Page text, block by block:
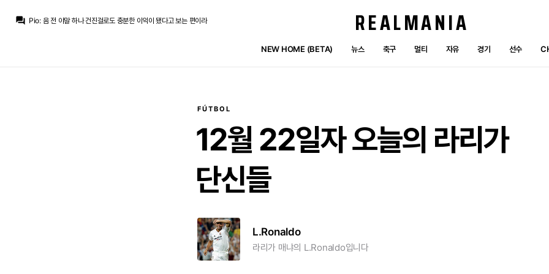
question_answer Pio: 음 전 야말 하나 건진걸로도 충분한 이익이 됐다고 보는 편이라
레비 하피냐 쿤데 조안 이런 애들 영입 안하고 유스랑 값싼 리그 선수들로 메웠으면
REALMANIA
NEW HOME (BETA) 뉴스 축구 멀티 자유 경기 선수
FÚTBOL
12월 22일자오늘의 라리가
단신들
L.Ronaldo
라리가 매냐의 L.Ronaldo입니다